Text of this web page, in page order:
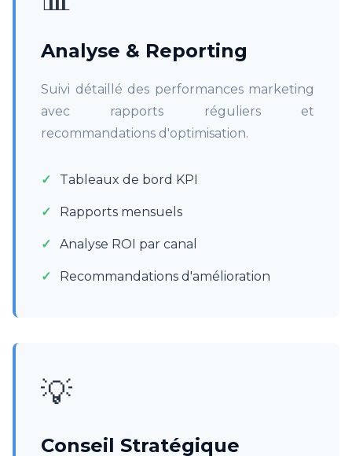
Analyse & Reporting
Suivi détaillé des performances marketing
avec rapports réguliers et
recommandations d'optimisation.
Tableaux de bord KPI
Rapports mensuels
Analyse ROI par canal
Recommandations d'amélioration
💡
Conseil Stratégique